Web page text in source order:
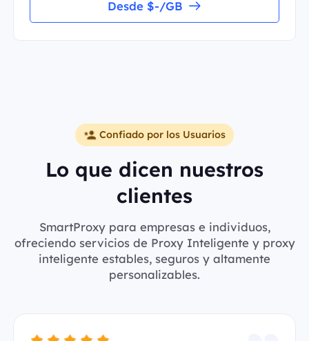
Desde $-/GB
Confiado por los Usuarios
Lo que dicen nuestros
clientes
SmartProxy para empresas e individuos,
ofreciendo servicios de Proxy Inteligente y proxy
inteligente estables, seguros y altamente
personalizables.